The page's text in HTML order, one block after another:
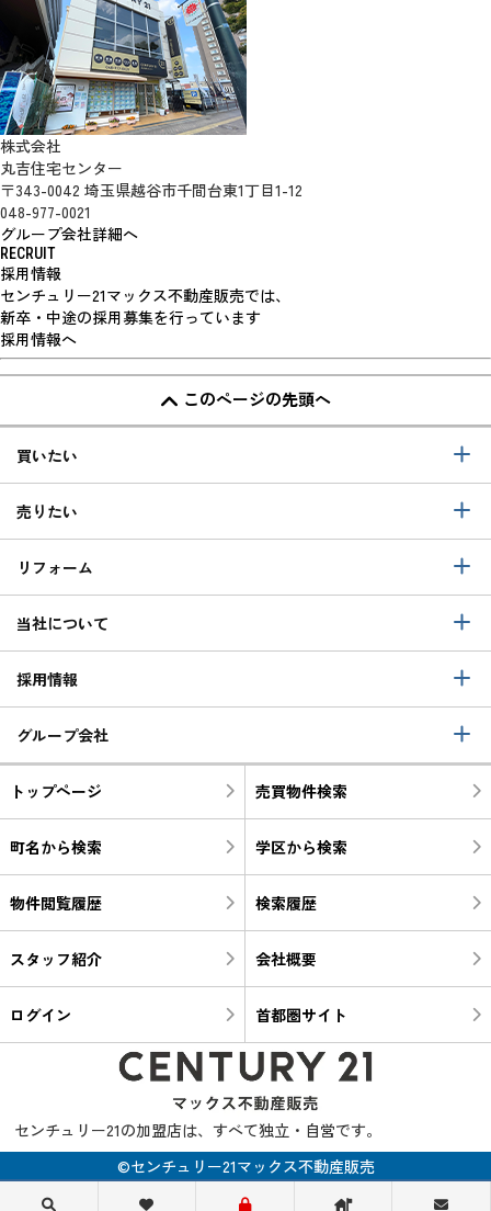
株式会社
丸吉住宅センター
〒343-0042 埼玉県越谷市千間台東1丁目1-12
048-977-0021
グループ会社詳細へ
RECRUIT
採用情報
センチュリー21マックス不動産販売では、
新卒・中途の採用募集を行っています
採用情報へ
このページの先頭へ
買いたい
売りたい
リフォーム
当社について
採用情報
グループ会社
トップページ 売買物件検索
町名から検索 学区から検索
物件閲覧履歴 検索履歴
スタッフ紹介 会社概要
ログイン 首都圏サイト
センチュリー21の加盟店は、すべて独立・自営です。
©センチュリー21マックス不動産販売